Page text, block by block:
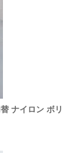
ナイロン ボリ